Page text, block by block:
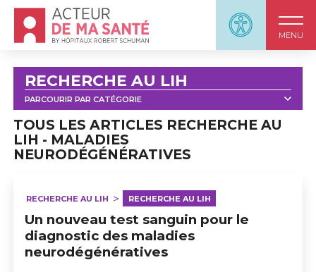
Panneau
MENU
Accueil - Acteur de ma santé, by HôpitauxRobert
RECHERCHE AU LIH
PARCOURIR PAR CATÉGORIE
TOUT MALADIES IMMUNITAIRES
MALADIES NEURODÉGÉNÉRATIVES
SANTÉ DE PRÉCISION
PRÉVENTION, DIAGNOSTIC ET TRAITEMENT
RECHERCHE AU LIH CANCER
TOUS LES ARTICLES RECHERCHE AU
LIH - MALADIES
NEURODÉGÉNÉRATIVES
RECHERCHE AU LIH RECHERCHE AU LIH
Un nouveau test sanguin pour le
diagnostic des maladies
neurodégénératives